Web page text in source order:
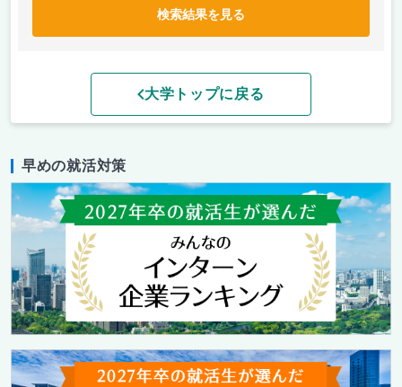
検索結果を見る
大学トップに戻る
早めの就活対策